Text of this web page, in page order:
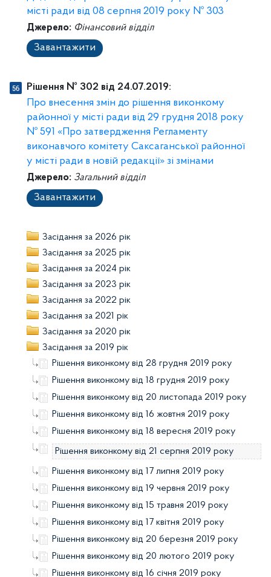
місті ради від 08 серпня 2019 року № 303
Джерело: Фінансовий відділ
Завантажити
Рішення № 302 від 24.07.2019:
Про внесення змін до рішення виконкому
районної у місті ради від 29 грудня 2018 року
№ 591 «Про затвердження Регламенту
виконавчого комітету Саксаганської районної
у місті ради в новій редакції» зі змінами
Джерело: Загальний відділ
Завантажити
Засідання за 2026 рік
Засідання за 2025 рік
Засідання за 2024 рік
Засідання за 2023 рік
Засідання за 2022 рік
Засідання за 2021 рік
Засідання за 2020 рік
Засідання за 2019 рік
Рішення виконкому від 28 грудня 2019 року
Рішення виконкому від 18 грудня 2019 року
Рішення виконкому від 20 листопада 2019 року
Рішення виконкому від 16 жовтня 2019 року
Рішення виконкому від 18 вересня 2019 року
Рішення виконкому від 21 серпня 2019 року
Рішення виконкому від 17 липня 2019 року
Рішення виконкому від 19 червня 2019 року
Рішення виконкому від 15 травня 2019 року
Рішення виконкому від 17 квітня 2019 року
Рішення виконкому від 20 березня 2019 року
Рішення виконкому від 20 лютого 2019 року
Рішення виконкому від 16 січня 2019 року